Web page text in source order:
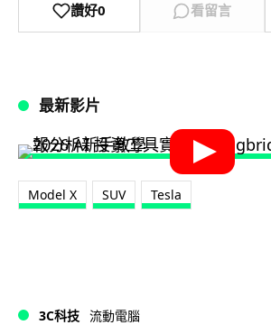
讚好0 看留言
最新影片
Model X SUV Tesla
3C科技 流動電腦